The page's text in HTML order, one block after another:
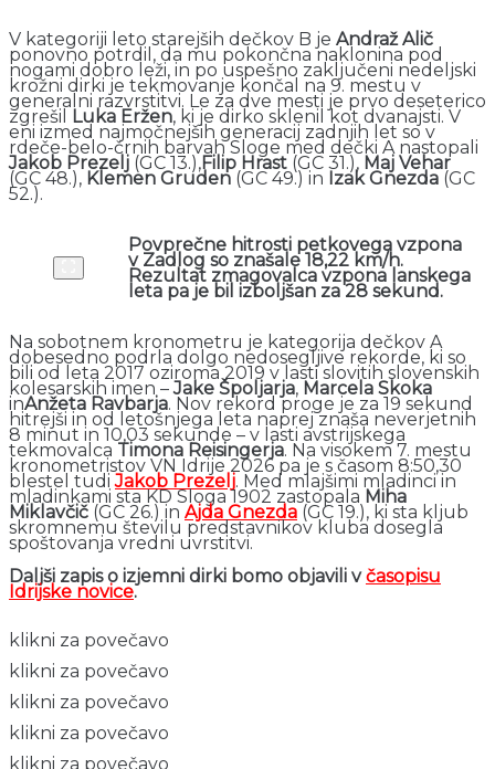
V kategoriji leto starejših dečkov B je Andraž Alič
ponovno potrdil, da mu pokončna naklonina pod
nogami dobro leži, in po uspešno zaključeni nedeljski
krožni dirki je tekmovanje končal na 9. mestu v
generalni razvrstitvi. Le za dve mesti je prvo deseterico
zgrešil Luka Eržen, ki je dirko sklenil kot dvanajsti. V
eni izmed najmočnejših generacij zadnjih let so v
rdeče-belo-črnih barvah Sloge med dečki A nastopali
Jakob Prezelj (GC 13.),Filip Hrast (GC 31.), Maj Vehar
(GC 48.), Klemen Gruden (GC 49.) in Izak Gnezda (GC
52.).
Povprečne hitrosti petkovega vzpona
v Zadlog so znašale 18,22 km/h.
Rezultat zmagovalca vzpona lanskega
leta pa je bil izboljšan za 28 sekund.
Na sobotnem kronometru je kategorija dečkov A
dobesedno podrla dolgo nedosegljive rekorde, ki so
bili od leta 2017 oziroma 2019 v lasti slovitih slovenskih
kolesarskih imen –Jake Špoljarja, Marcela Skoka
inAnžeta Ravbarja. Nov rekord proge je za 19 sekund
hitrejši in od letošnjega leta naprej znaša neverjetnih
8 minut in 10,03 sekunde – v lasti avstrijskega
tekmovalca Timona Reisingerja. Na visokem 7. mestu
kronometristov VN Idrije 2026 pa je s časom 8:50,30
blestel tudiJakob Prezelj. Med mlajšimi mladinci in
mladinkami sta KD Sloga 1902 zastopala Miha
Miklavčič (GC 26.) in Ajda Gnezda (GC 19.), ki sta kljub
skromnemu številu predstavnikov kluba dosegla
spoštovanja vredni uvrstitvi.
Daljši zapis o izjemni dirki bomo objavili včasopisu
Idrijske novice.
klikni za povečavo
klikni za povečavo
klikni za povečavo
klikni za povečavo
klikni za povečavo